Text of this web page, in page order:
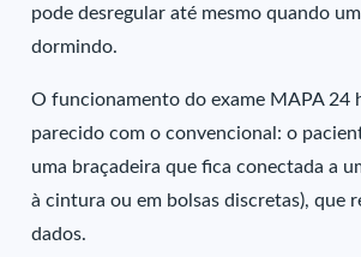
pode desregular até mesmo quando
dormindo.
O funcionamento do exame MAPA 24
parecido com o convencional: o
uma braçadeira que fica conectada a
à cintura ou em bolsas discretas), que
dados.